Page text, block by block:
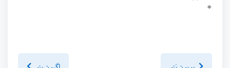
*
پويون پَنو اڳيون پنو